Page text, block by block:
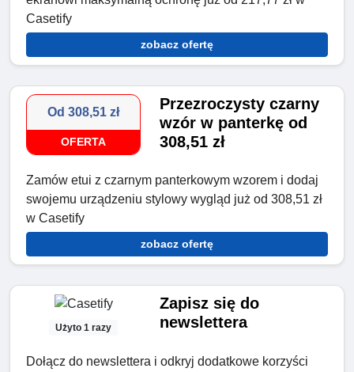
Casetify
zobacz ofertę
Od 308,51 zł
OFERTA
Przezroczysty czarny
wzór w panterkę od
308,51 zł
Zamów etui z czarnym panterkowym wzorem i dodaj
swojemu urządzeniu stylowy wygląd już od 308,51 zł
w Casetify
zobacz ofertę
Użyto 1 razy
Zapisz się do
newslettera
Dołącz do newslettera i odkryj dodatkowe korzyści